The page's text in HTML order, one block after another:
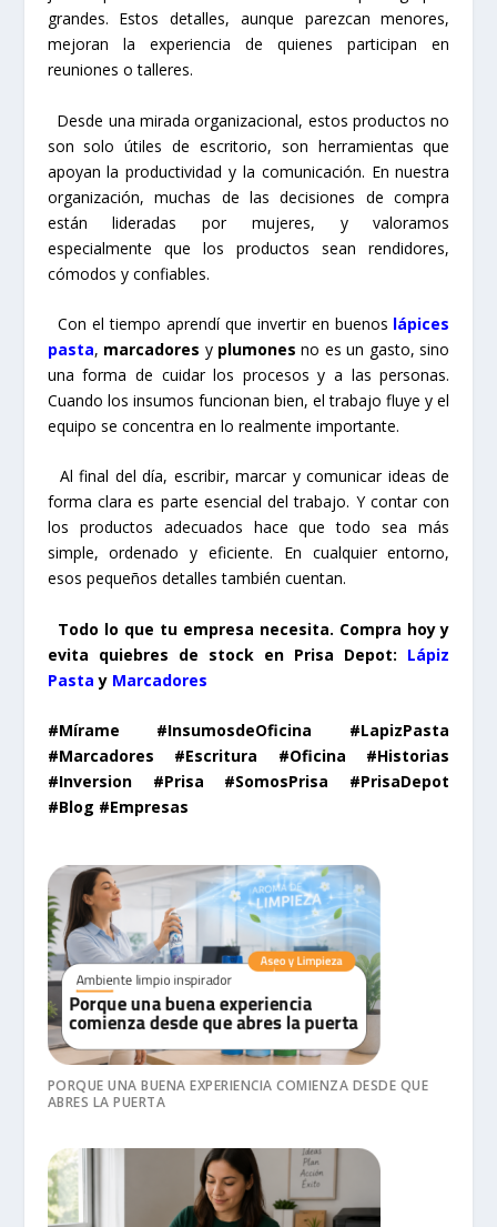
grandes. Estos detalles, aunque parezcan menores,
mejoran la experiencia de quienes participan en
reuniones o talleres.
Desde una mirada organizacional, estos productos no
son solo útiles de escritorio, son herramientas que
apoyan la productividad y la comunicación. En nuestra
organización, muchas de las decisiones de compra
están lideradas por mujeres, y valoramos
especialmente que los productos sean rendidores,
cómodos y confiables.
Con el tiempo aprendí que invertir en buenos lápices
pasta, marcadores y plumones no es un gasto, sino
una forma de cuidar los procesos y a las personas.
Cuando los insumos funcionan bien, el trabajo fluye y el
equipo se concentra en lo realmente importante.
Al final del día, escribir, marcar y comunicar ideas de
forma clara es parte esencial del trabajo. Y contar con
los productos adecuados hace que todo sea más
simple, ordenado y eficiente. En cualquier entorno,
esos pequeños detalles también cuentan.
Todo lo que tu empresa necesita. Compra hoy y
evita quiebres de stock en Prisa Depot: Lápiz
Pasta y Marcadores
#Mírame #InsumosdeOficina #LapizPasta
#Marcadores #Escritura #Oficina #Historias
#Inversion #Prisa #SomosPrisa #PrisaDepot
#Blog #Empresas
PORQUE UNA BUENA EXPERIENCIA COMIENZA DESDE QUE
ABRES LA PUERTA